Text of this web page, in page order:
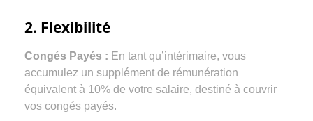
2. Flexibilité
Congés Payés : En tant qu’intérimaire, vous
accumulez un supplément de rémunération
équivalent à 10% de votre salaire, destiné à couvrir
vos congés payés.